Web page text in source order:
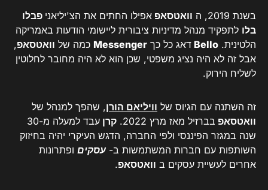
בשנת 2019, ה וואטסאפ אפילו החתים את הצ'יליאני פבלו
בלו לתפקיד מנהל מדיניות ציבורית ליישומי הודעות באמריקה
הלטינית. Bello דאג כל כך Messenger כמה של וואטסאפ,
אבל זה לא היה נציג משפטי, שכן הוא לא היה מחובר לחלוטין
לשליח הירוק.
זה השתנה עם הגיוס של וויליאם הורן, שהפך למנהל של
וואטסאפ בברזיל מאז מרץ 2022. קרן
עבד למעלה מ-30
שנה במגזר הפיננסי ולפי החברה, הדגש העיקרי יהיה בחיזוק
השותפות עם חברות המשתמשות ב- עסקים ופתרונות
אחרים לעשיית עסקים ב וואטסאפ.